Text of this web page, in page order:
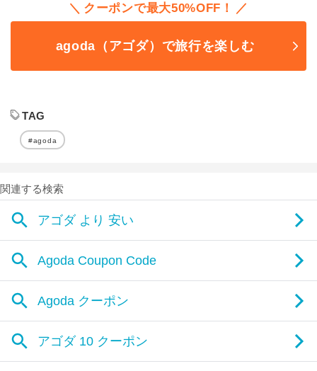
クーポンで最大50%OFF！
agoda（アゴダ）で旅行を楽しむ
TAG
#agoda